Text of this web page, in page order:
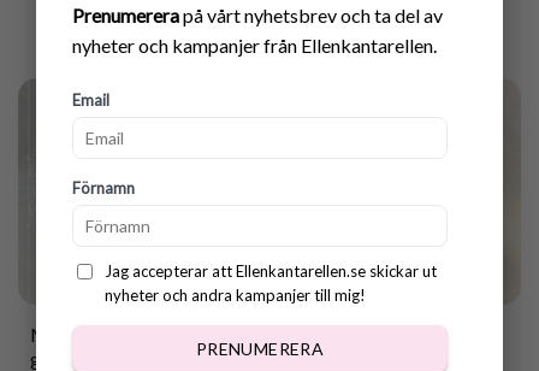
Prenumererapå vårt nyhetsbrev och ta del av
nyheter och kampanjer från Ellenkantarellen.
Email
Förnamn
Jag accepterar att Ellenkantarellen.se skickar ut
nyheter och andra kampanjer till mig!
PRENUMERERA
Mönster virkat
gåvopaket i pastellfärger
kycklingpar